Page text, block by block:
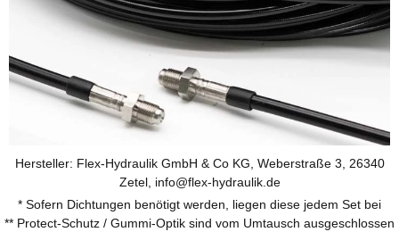
Hersteller: Flex-Hydraulik GmbH & Co KG, Weberstraße 3, 26340
Zetel, info@flex-hydraulik.de
* Sofern Dichtungen benötigt werden, liegen diese jedem Set bei
** Protect-Schutz / Gummi-Optik sind vom Umtausch ausgeschlossen